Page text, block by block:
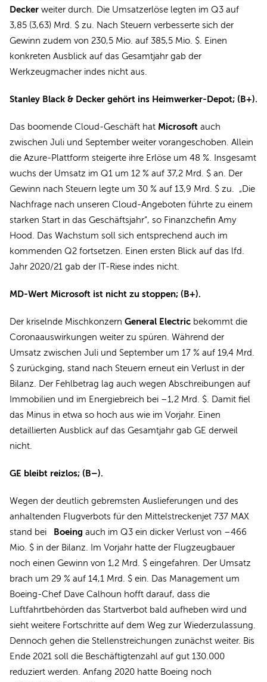
Decker weiter durch. Die Umsatzerlöse legten im Q3 auf
3,85 (3,63) Mrd. $ zu. Nach Steuern verbesserte sich der
Gewinn zudem von 230,5 Mio. auf 385,5 Mio. $. Einen
konkreten Ausblick auf das Gesamtjahr gab der
Werkzeugmacher indes nicht aus.
Stanley Black & Decker gehört ins Heimwerker-Depot; (B+).
Das boomende Cloud-Geschäft hat Microsoft auch
zwischen Juli und September weiter vorangeschoben. Allein
die Azure-Plattform steigerte ihre Erlöse um 48 %. Insgesamt
wuchs der Umsatz im Q1 um 12 % auf 37,2 Mrd. $ an. Der
Gewinn nach Steuern legte um 30 % auf 13,9 Mrd. $ zu. „Die
Nachfrage nach unseren Cloud-Angeboten führte zu einem
starken Start in das Geschäftsjahr“, so Finanzchefin Amy
Hood. Das Wachstum soll sich entsprechend auch im
kommenden Q2 fortsetzen. Einen ersten Blick auf das lfd.
Jahr 2020/21 gab der IT-Riese indes nicht.
MD-Wert Microsoft ist nicht zu stoppen; (B+).
Der kriselnde Mischkonzern General Electric bekommt die
Coronaauswirkungen weiter zu spüren. Während der
Umsatz zwischen Juli und September um 17 % auf 19,4 Mrd.
$ zurückging, stand nach Steuern erneut ein Verlust in der
Bilanz. Der Fehlbetrag lag auch wegen Abschreibungen auf
Immobilien und im Energiebreich bei –1,2 Mrd. $. Damit fiel
das Minus in etwa so hoch aus wie im Vorjahr. Einen
detaillierten Ausblick auf das Gesamtjahr gab GE derweil
nicht.
GE bleibt reizlos; (B–).
Wegen der deutlich gebremsten Auslieferungen und des
anhaltenden Flugverbots für den Mittelstreckenjet 737 MAX
stand bei Boeing auch im Q3 ein dicker Verlust von –466
Mio. $ in der Bilanz. Im Vorjahr hatte der Flugzeugbauer
noch einen Gewinn von 1,2 Mrd. $ eingefahren. Der Umsatz
brach um 29 % auf 14,1 Mrd. $ ein. Das Management um
Boeing-Chef Dave Calhoun hofft darauf, dass die
Luftfahrtbehörden das Startverbot bald aufheben wird und
sieht weitere Fortschritte auf dem Weg zur Wiederzulassung.
Dennoch gehen die Stellenstreichungen zunächst weiter. Bis
Ende 2021 soll die Beschäftigtenzahl auf gut 130.000
reduziert werden. Anfang 2020 hatte Boeing noch